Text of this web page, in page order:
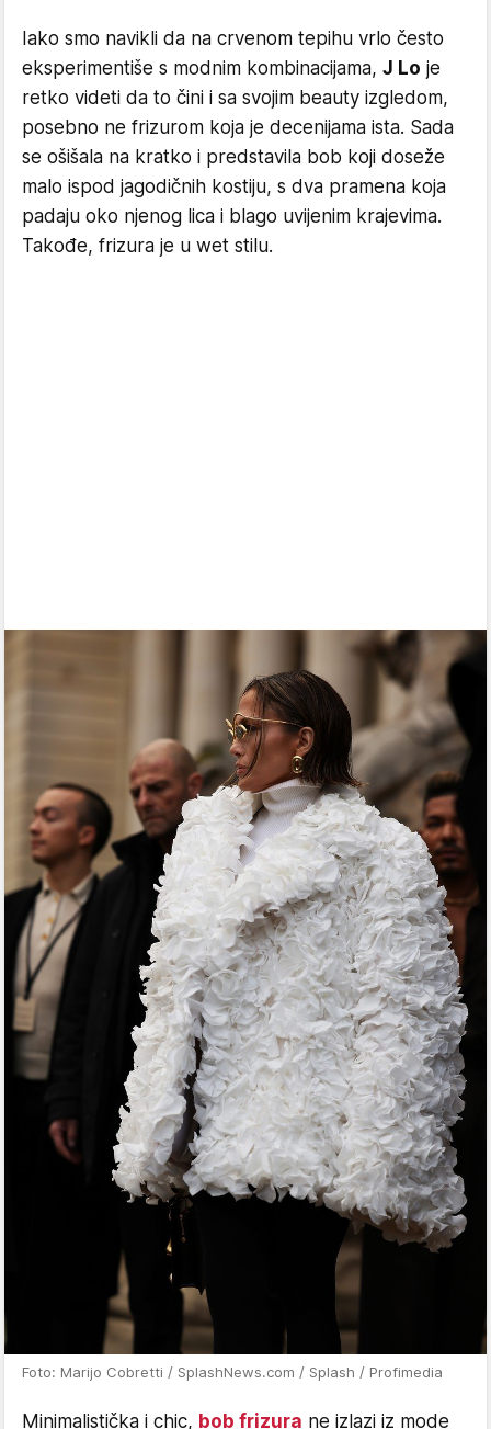
Iako smo navikli da na crvenom tepihu vrlo često
eksperimentiše s modnim kombinacijama, J Lo je
retko videti da to čini i sa svojim beauty izgledom,
posebno ne frizurom koja je decenijama ista. Sada
se ošišala na kratko i predstavila bob koji doseže
malo ispod jagodičnih kostiju, s dva pramena koja
padaju oko njenog lica i blago uvijenim krajevima.
Takođe, frizura je u wet stilu.
Foto: Marijo Cobretti / SplashNews.com / Splash / Profimedia
Minimalistička i chic, bob frizura ne izlazi iz mode